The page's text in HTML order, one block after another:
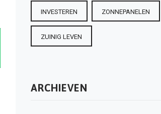
INVESTEREN ZONNEPANELEN
ZUINIG LEVEN
ARCHIEVEN